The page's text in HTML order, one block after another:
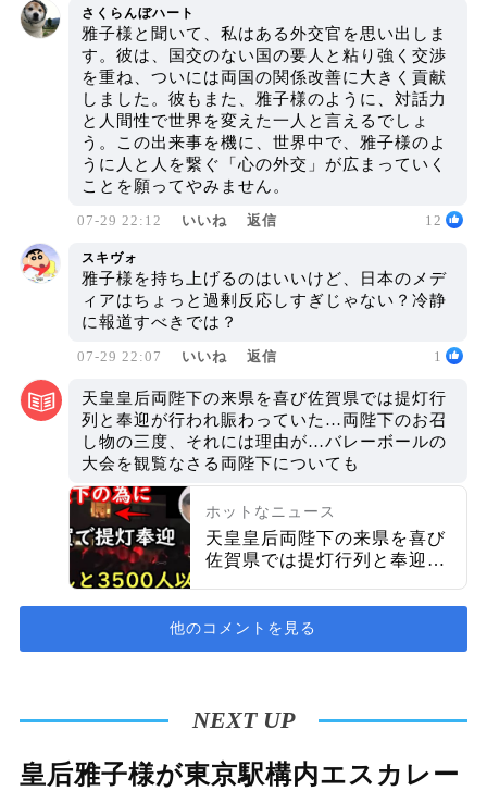
さくらんぼハート
雅子様と聞いて、私はある外交官を思い出しま
す。彼は、国交のない国の要人と粘り強く交渉
を重ね、ついには両国の関係改善に大きく貢献
しました。彼もまた、雅子様のように、対話力
と人間性で世界を変えた一人と言えるでしょ
う。この出来事を機に、世界中で、雅子様のよ
うに人と人を繋ぐ「心の外交」が広まっていく
ことを願ってやみません。
07-29 22:12 いいね 返信 12
スキヴォ
雅子様を持ち上げるのはいいけど、日本のメデ
ィアはちょっと過剰反応しすぎじゃない？冷静
に報道すべきでは？
07-29 22:07 いいね 返信 1
天皇皇后両陛下の来県を喜び佐賀県では提灯行
列と奉迎が行われ賑わっていた…両陛下のお召
し物の三度、それには理由が…バレーボールの
大会を観覧なさる両陛下についても
ホットなニュース
天皇皇后両陛下の来県を喜び
佐賀県では提灯行列と奉迎が
のお召し物の三度、それには
理由が…バレーボールの大会
他のコメントを見る
NEXT UP
皇后雅子様が東京駅構内エスカレー